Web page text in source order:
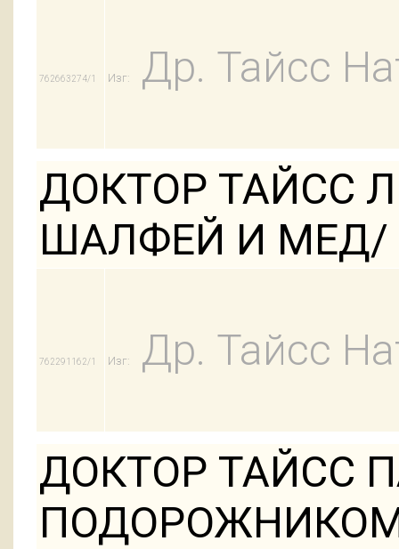
762663274/1 Изг: Др. Тайсс
ДОКТОР ТАЙСС
ШАЛФЕЙ И МЕД/
762291162/1 Изг: Др. Тайсс
ДОКТОР ТАЙСС
ПОДОРОЖНИКОМ